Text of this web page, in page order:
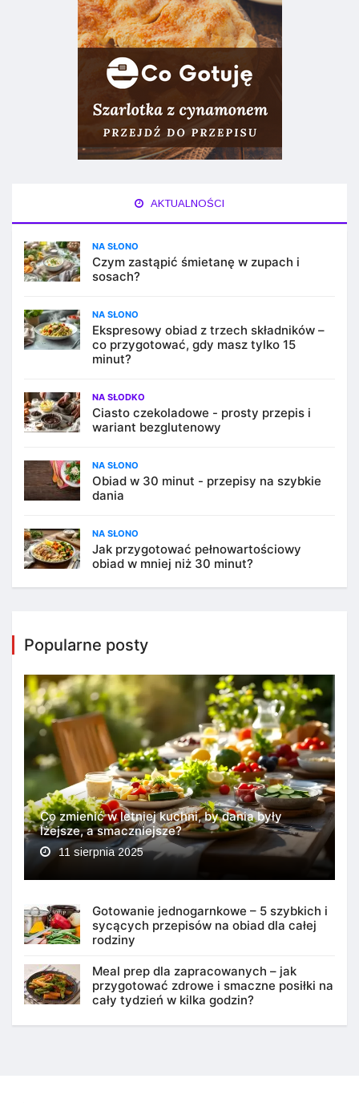
AKTUALNOŚCI
NA SŁONO
Czym zastąpić śmietanę w zupach i
sosach?
NA SŁONO
Ekspresowy obiad z trzech składników –
co przygotować, gdy masz tylko 15
minut?
NA SŁODKO
Ciasto czekoladowe - prosty przepis i
wariant bezglutenowy
NA SŁONO
Obiad w 30 minut - przepisy na szybkie
dania
NA SŁONO
Jak przygotować pełnowartościowy
obiad w mniej niż 30 minut?
Popularne posty
Co zmienić w letniej kuchni, by dania były
lżejsze, a smaczniejsze?
11 sierpnia 2025
Gotowanie jednogarnkowe – 5 szybkich i
sycących przepisów na obiad dla całej
rodziny
Meal prep dla zapracowanych – jak
przygotować zdrowe i smaczne posiłki na
cały tydzień w kilka godzin?